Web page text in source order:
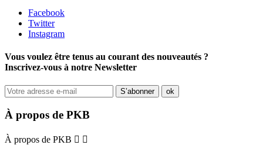
Facebook
Twitter
Instagram
Vous voulez être tenus au courant des nouveautés ?
Inscrivez-vous à notre Newsletter
À propos de PKB
À propos de PKB  